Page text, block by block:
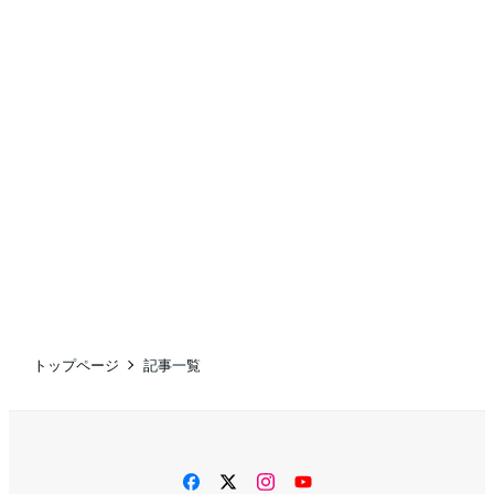
トップページ 記事一覧
facebooktwitterinstagram
YouTube